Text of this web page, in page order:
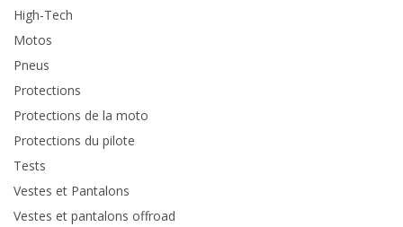
High-Tech
Motos
Pneus
Protections
Protections de la moto
Protections du pilote
Tests
Vestes et Pantalons
Vestes et pantalons offroad